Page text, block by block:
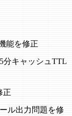
能を修正
分キャッシュTTL
正
ル出力問題を修